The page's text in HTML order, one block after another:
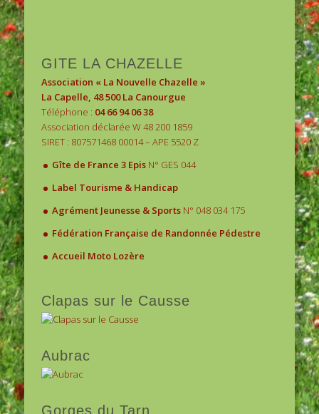
GITE LA CHAZELLE
Association « La Nouvelle Chazelle »
La Capelle, 48 500 La Canourgue
Téléphone : 04 66 94 06 38
Association déclarée W 48 200 1859
SIRET : 807571468 00014 – APE 5520 Z
. Gîte de France 3 Epis N° GES 044
. Label Tourisme & Handicap
. Agrément Jeunesse & Sports N° 048 034 175
. Fédération Française de Randonnée Pédestre
. Accueil Moto Lozère
Clapas sur le Causse
Aubrac
Gorges du Tarn